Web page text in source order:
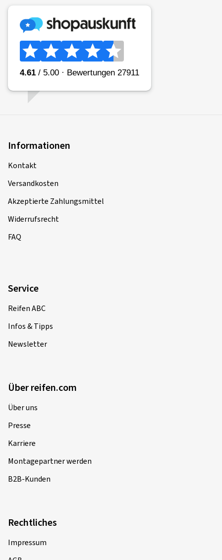
Informationen
Kontakt
Versandkosten
Akzeptierte Zahlungsmittel
Widerrufsrecht
FAQ
Service
Reifen ABC
Infos & Tipps
Newsletter
Über reifen.com
Über uns
Presse
Karriere
Montagepartner werden
B2B-Kunden
Rechtliches
Impressum